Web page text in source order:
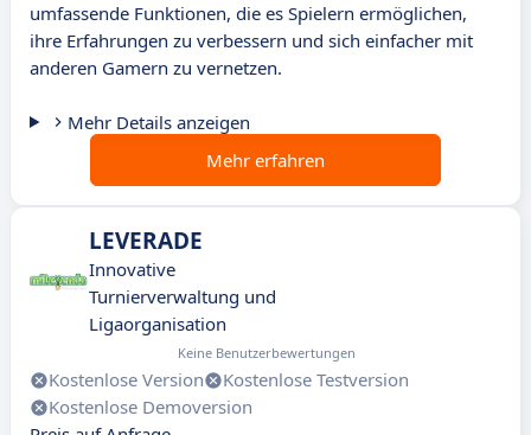
umfassende Funktionen, die es Spielern ermöglichen,
ihre Erfahrungen zu verbessern und sich einfacher mit
anderen Gamern zu vernetzen.
Mehr Details anzeigen
Mehr erfahren
LEVERADE
Innovative
Turnierverwaltung und
Ligaorganisation
Keine Benutzerbewertungen
Kostenlose Version
Kostenlose Testversion
Kostenlose Demoversion